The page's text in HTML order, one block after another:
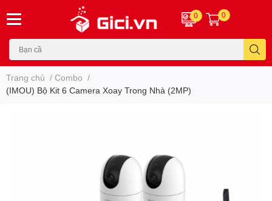
0 0
Trang chủ / Combo /
(IMOU) Bộ Kit 6 Camera Xoay Trong Nhà (2MP)